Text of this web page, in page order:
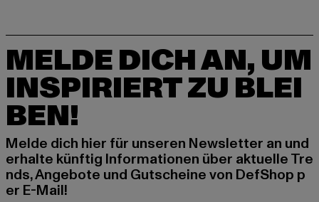
MELDE DICH AN, UM
INSPIRIERT ZU BLEI
BEN!
Melde dich hier für unseren Newsletter an und
erhalte künftig Informationen über aktuelle Tre
nds, Angebote und Gutscheine von DefShop p
er E-Mail!